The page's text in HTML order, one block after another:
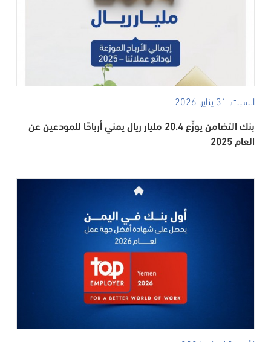
السبت, 31 يناير, 2026
بنك التضامن يوزّع 20.4 مليار ريال يمني أرباحًا للمودعين عن
العام 2025